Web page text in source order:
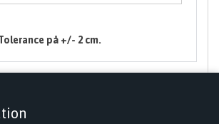
på +/- 2 cm.